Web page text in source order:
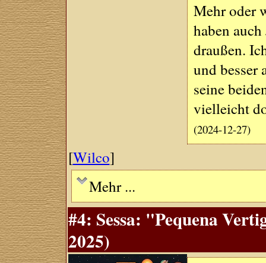
Mehr oder
haben
draußen.
und besser
seine
vielleicht
(2024-12-27)
[Wilco]
Mehr ...
#4: Sessa: "Pequena
2025)